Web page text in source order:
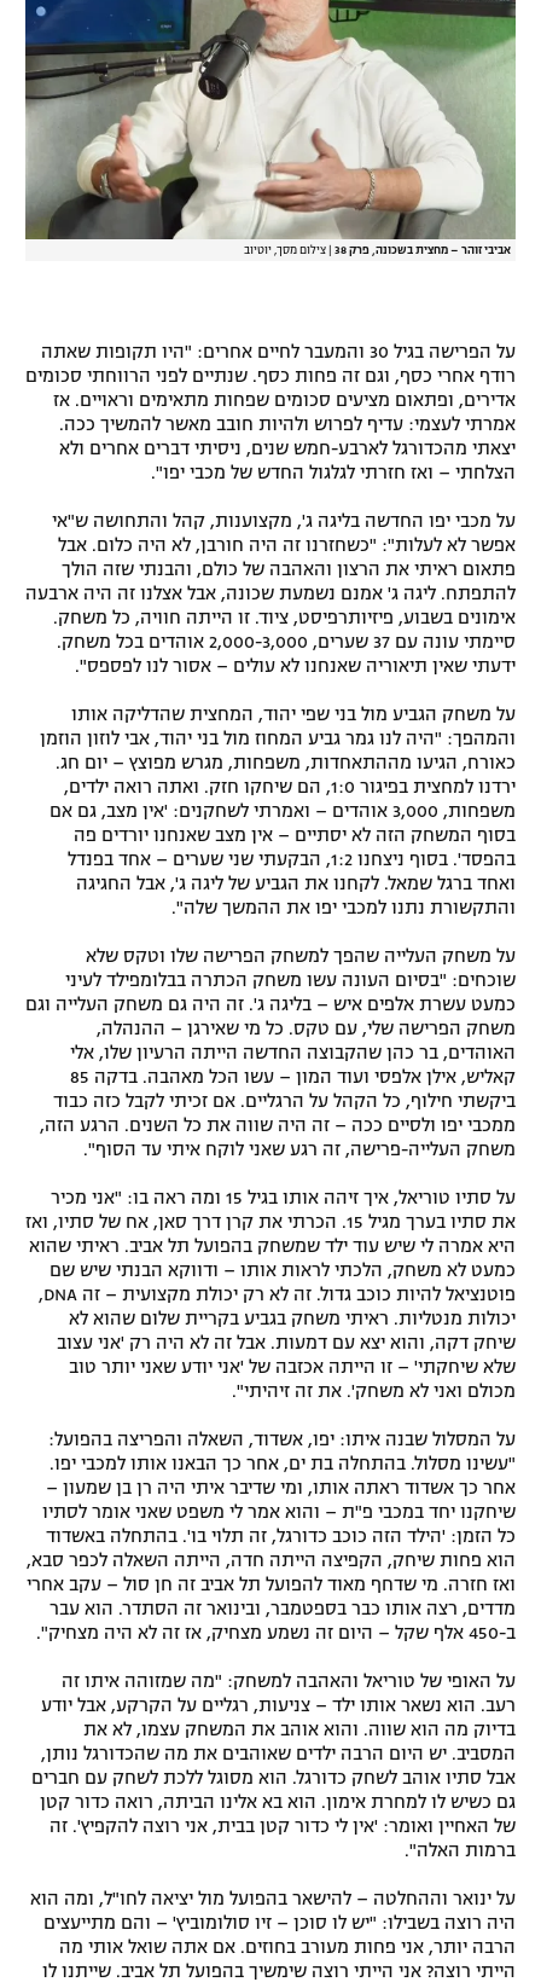
אביבי זוהר – מחצית בשכונה, פרק 38 צילום מסך, יוטיוב
על הפרישה בגיל 30 והמעבר לחיים אחרים: "היו תקופות שאתה
רודף אחרי כסף, וגם זה פחות כסף. שנתיים לפני הרווחתי סכומים
אדירים, ופתאום מציעים סכומים שפחות מתאימים וראויים. אז
אמרתי לעצמי: עדיף לפרוש ולהיות חובב מאשר להמשיך ככה.
יצאתי מהכדורגל לארבע-חמש שנים, ניסיתי דברים אחרים ולא
הצלחתי – ואז חזרתי לגלגול החדש של מכבי יפו".
על מכבי יפו החדשה בליגה ג', מקצוענות, קהל והתחושה ש"אי
אפשר לא לעלות": "כשחזרנו זה היה חורבן, לא היה כלום. אבל
פתאום ראיתי את הרצון והאהבה של כולם, והבנתי שזה הולך
להתפתח. ליגה ג' אמנם נשמעת שכונה, אבל אצלנו זה היה ארבעה
אימונים בשבוע, פיזיותרפיסט, ציוד. זו הייתה חוויה, כל משחק.
סיימתי עונה עם 37 שערים, 2,000-3,000 אוהדים בכל משחק.
ידעתי שאין תיאוריה שאנחנו לא עולים – אסור לנו לפספס".
על משחק הגביע מול בני שפי יהוד, המחצית שהדליקה אותו
והמהפך: "היה לנו גמר גביע המחוז מול בני יהוד, אבי לוזון הוזמן
כאורח, הגיעו מההתאחדות, משפחות, מגרש מפוצץ – יום חג.
ירדנו למחצית בפיגור 1:0, הם שיחקו חזק. ואתה רואה ילדים,
משפחות, 3,000 אוהדים – ואמרתי לשחקנים: 'אין מצב, גם אם
בסוף המשחק הזה לא יסתיים – אין מצב שאנחנו יורדים פה
בהפסד'. בסוף ניצחנו 1:2, הבקעתי שני שערים – אחד בפנדל
ואחד ברגל שמאל. לקחנו את הגביע של ליגה ג', אבל החגיגה
והתקשורת נתנו למכבי יפו את ההמשך שלה".
על משחק העלייה שהפך למשחק הפרישה שלו וטקס שלא
שוכחים: "בסיום העונה עשו משחק הכתרה בבלומפילד לעיני
כמעט עשרת אלפים איש – בליגה ג'. זה היה גם משחק העלייה וגם
משחק הפרישה שלי, עם טקס. כל מי שאירגן – ההנהלה,
האוהדים, בר כהן שהקבוצה החדשה הייתה הרעיון שלו, אלי
קאליש, אילן אלפסי ועוד המון – עשו הכל מאהבה. בדקה 85
ביקשתי חילוף, כל הקהל על הרגליים. אם זכיתי לקבל כזה כבוד
ממכבי יפו ולסיים ככה – זה היה שווה את כל השנים. הרגע הזה,
משחק העלייה-פרישה, זה רגע שאני לוקח איתי עד הסוף".
על סתיו טוריאל, איך זיהה אותו בגיל 15 ומה ראה בו: "אני מכיר
את סתיו בערך מגיל 15. הכרתי את קרן דרך סאן, אח של סתיו, ואז
היא אמרה לי שיש עוד ילד שמשחק בהפועל תל אביב. ראיתי שהוא
כמעט לא משחק, הלכתי לראות אותו – ודווקא הבנתי שיש שם
פוטנציאל להיות כוכב גדול. זה לא רק יכולת מקצועית – זה DNA,
יכולות מנטליות. ראיתי משחק בגביע בקריית שלום שהוא לא
שיחק דקה, והוא יצא עם דמעות. אבל זה לא היה רק 'אני עצוב
שלא שיחקתי' – זו הייתה אכזבה של 'אני יודע שאני יותר טוב
מכולם ואני לא משחק'. את זה זיהיתי".
על המסלול שבנה איתו: יפו, אשדוד, השאלה והפריצה בהפועל:
"עשינו מסלול. בהתחלה בת ים, אחר כך הבאנו אותו למכבי יפו.
אחר כך אשדוד ראתה אותו, ומי שדיבר איתי היה רן בן שמעון –
שיחקנו יחד במכבי פ"ת – והוא אמר לי משפט שאני אומר לסתיו
כל הזמן: 'הילד הזה כוכב כדורגל, זה תלוי בו'. בהתחלה באשדוד
הוא פחות שיחק, הקפיצה הייתה חדה, הייתה השאלה לכפר סבא,
ואז חזרה. מי שדחף מאוד להפועל תל אביב זה חן סול – עקב אחרי
מדדים, רצה אותו כבר בספטמבר, ובינואר זה הסתדר. הוא עבר
ב-450 אלף שקל – היום זה נשמע מצחיק, אז זה לא היה מצחיק".
על האופי של טוריאל והאהבה למשחק: "מה שמזוהה איתו זה
רעב. הוא נשאר אותו ילד – צניעות, רגליים על הקרקע, אבל יודע
בדיוק מה הוא שווה. והוא אוהב את המשחק עצמו, לא את
המסביב. יש היום הרבה ילדים שאוהבים את מה שהכדורגל נותן,
אבל סתיו אוהב לשחק כדורגל. הוא מסוגל ללכת לשחק עם חברים
גם כשיש לו למחרת אימון. הוא בא אלינו הביתה, רואה כדור קטן
של האחיין ואומר: 'אין לי כדור קטן בבית, אני רוצה להקפיץ'. זה
ברמות האלה".
על ינואר וההחלטה – להישאר בהפועל מול יציאה לחו"ל, ומה הוא
היה רוצה בשבילו: "יש לו סוכן – זיו סולומוביץ' – והם מתייעצים
הרבה יותר, אני פחות מעורב בחוזים. אם אתה שואל אותי מה
הייתי רוצה? אני הייתי רוצה שימשיך בהפועל תל אביב. שייתנו לו